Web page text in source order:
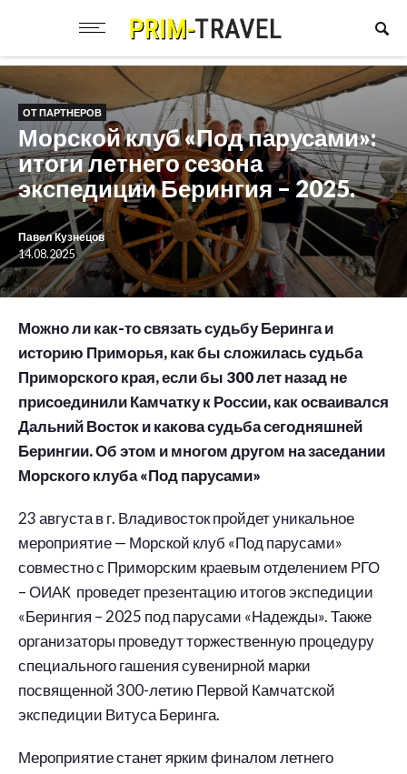
ОТ ПАРТНЕРОВ
Морской клуб «Под парусами»:
итоги летнего сезона
экспедиции Берингия – 2025.
Павел Кузнецов
14.08.2025
Можно ли как-то связать судьбу Беринга и
историю Приморья, как бы сложилась судьба
Приморского края, если бы 300 лет назад не
присоединили Камчатку к России, как осваивался
Дальний Восток и какова судьба сегодняшней
Берингии. Об этом и многом другом на заседании
Морского клуба «Под парусами»
23 августа в г. Владивосток пройдет уникальное
мероприятие — Морской клуб «Под парусами»
совместно с Приморским краевым отделением РГО
– ОИАК проведет презентацию итогов экспедиции
«Берингия – 2025 под парусами «Надежды». Также
организаторы проведут торжественную процедуру
специального гашения сувенирной марки
посвященной 300-летию Первой Камчатской
экспедиции Витуса Беринга.
Мероприятие станет ярким финалом летнего